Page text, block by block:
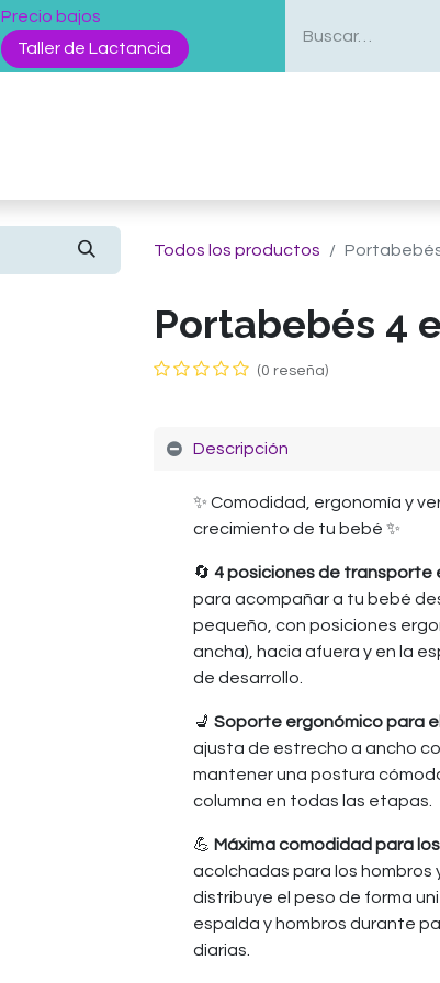
Precio bajos
Taller de Lactancia
Todos los productos
Portabebés 4
(0 reseña)
Descripción
✨ Comodidad, ergonomía y
crecimiento de tu bebé ✨
🔄 4 posiciones de transporte
para acompañar a tu bebé
pequeño, con posiciones
ancha), hacia afuera y en la
de desarrollo.
💺 Soporte ergonómico para
ajusta de estrecho a ancho
mantener una postura
columna en todas las etapas.
💪 Máxima comodidad para
acolchadas para los hombros
distribuye el peso de forma
espalda y hombros durante
diarias.